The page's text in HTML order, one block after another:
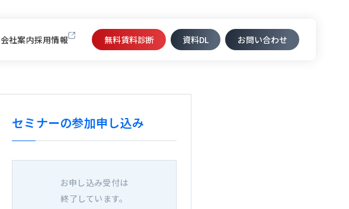
会社案内採用情報 無料賃料診断 資料DL​ お問い合わせ
セミナーの参加申し込み
お申し込み受付は
終了しています。